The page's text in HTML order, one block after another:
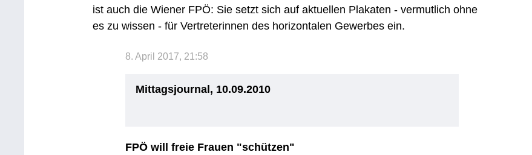
ist auch die Wiener FPÖ: Sie setzt sich auf aktuellen Plakaten - vermutlich ohne
es zu wissen - für Vertreterinnen des horizontalen Gewerbes ein.
8. April 2017, 21:58
Mittagsjournal, 10.09.2010
FPÖ will freie Frauen "schützen"